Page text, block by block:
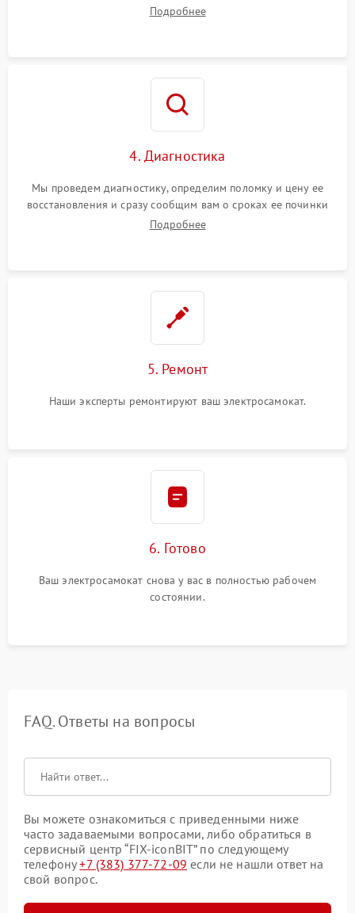
Подробнее
4. Диагностика
Мы проведем диагностику, определим поломку и цену ее
восстановления и сразу сообщим вам о сроках ее починки
Подробнее
5. Ремонт
Наши эксперты ремонтируют ваш электросамокат.
6. Готово
Ваш электросамокат снова у вас в полностью рабочем
состоянии.
FAQ. Ответы на вопросы
Вы можете ознакомиться с приведенными ниже
часто задаваемыми вопросами, либо обратиться в
сервисный центр “FIX-iconBIT” по следующему
телефону+7 (383) 377-72-09 если не нашли ответ на
свой вопрос.